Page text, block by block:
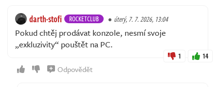
darth-stofi ROCKETCLUB úterý, 7. 7. 2026, 13:04
Pokud chtěj prodávat konzole, nesmí svoje
„exkluzivity“ pouštět na PC.
1 14
Odpovědět